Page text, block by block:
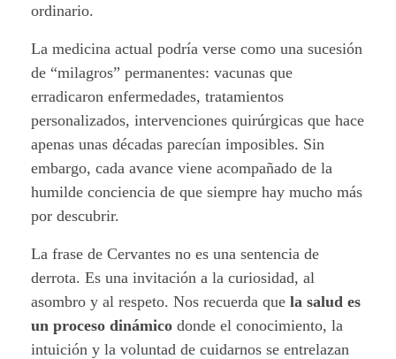
ordinario.
La medicina actual podría verse como una sucesión
de “milagros” permanentes: vacunas que
erradicaron enfermedades, tratamientos
personalizados, intervenciones quirúrgicas que hace
apenas unas décadas parecían imposibles. Sin
embargo, cada avance viene acompañado de la
humilde conciencia de que siempre hay mucho más
por descubrir.
La frase de Cervantes no es una sentencia de
derrota. Es una invitación a la curiosidad, al
asombro y al respeto. Nos recuerda que la salud es
un proceso dinámico donde el conocimiento, la
intuición y la voluntad de cuidarnos se entrelazan